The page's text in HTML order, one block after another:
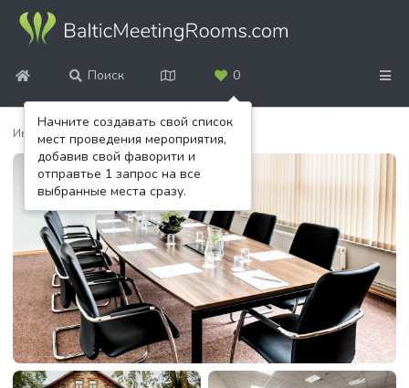
Поиск 0
Ивент-площадки/ Hotel Sigulda
Начните создавать свой список
мест проведения мероприятия,
добавив свой фаворити и
отправтье 1 запрос на все
выбранные места сразу.